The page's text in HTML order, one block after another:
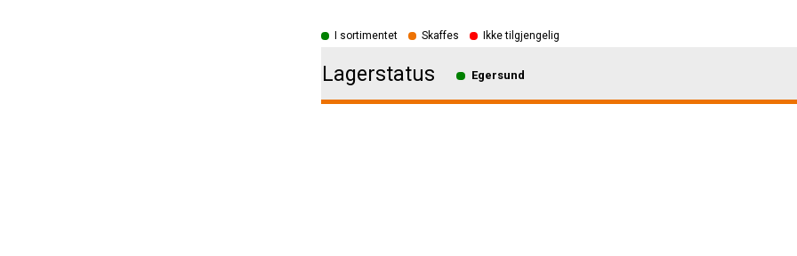
I sortimentet Skaffes Ikke tilgjengelig
Lagerstatus Egersund